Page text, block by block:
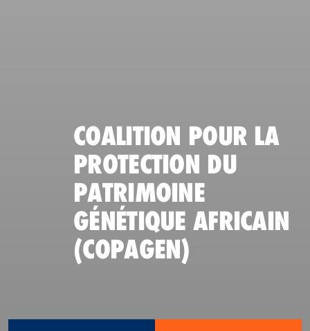
COALITION POUR LA
PROTECTION DU
PATRIMOINE
GÉNÉTIQUE AFRICAIN
(COPAGEN)